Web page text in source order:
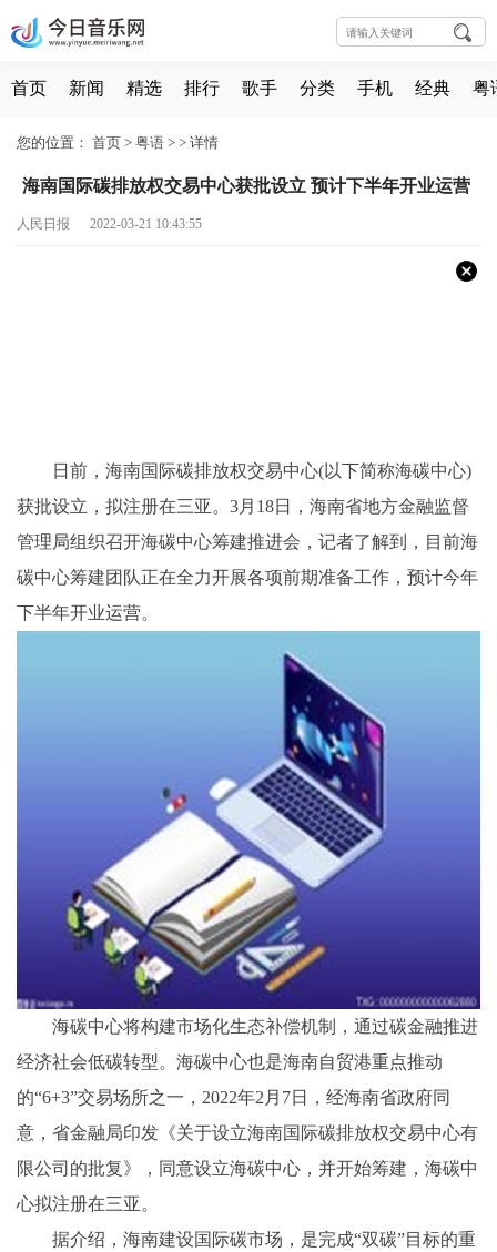
首页 新闻 精选 排行 歌手 分类 手机 经典 粤
您的位置： 首页 > 粤语 > > 详情
海南国际碳排放权交易中心获批设立 预计下半年开业运营
人民日报 2022-03-21 10:43:55
日前，海南国际碳排放权交易中心(以下简称海碳中心)
获批设立，拟注册在三亚。3月18日，海南省地方金融监督
管理局组织召开海碳中心筹建推进会，记者了解到，目前海
碳中心筹建团队正在全力开展各项前期准备工作，预计今年
下半年开业运营。
海碳中心将构建市场化生态补偿机制，通过碳金融推进
经济社会低碳转型。海碳中心也是海南自贸港重点推动
的“6+3”交易场所之一，2022年2月7日，经海南省政府同
意，省金融局印发《关于设立海南国际碳排放权交易中心有
限公司的批复》，同意设立海碳中心，并开始筹建，海碳中
心拟注册在三亚。
据介绍，海南建设国际碳市场，是完成“双碳”目标的重